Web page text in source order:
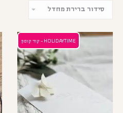
HOLIDAYTIME - קוד קופון